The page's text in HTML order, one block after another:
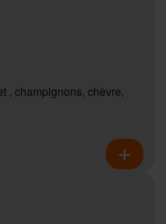
, champignons, chèvre,